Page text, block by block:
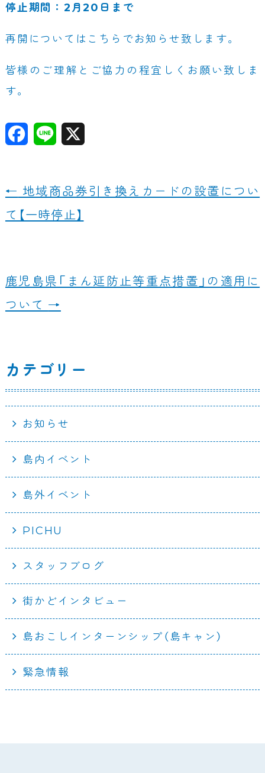
停止期間：2月20日まで
再開についてはこちらでお知らせ致します。
皆様のご理解とご協力の程宜しくお願い致しま
す。
F
c
e
b
o
k
Li
e
X
← 地域商品券引き換えカードの設置につい
て【一時停止】
鹿児島県「まん延防止等重点措置」の適用に
ついて →
カテゴリー
お知らせ
島内イベント
島外イベント
PICHU
スタッフブログ
街かどインタビュー
島おこしインターンシップ（島キャン）
緊急情報